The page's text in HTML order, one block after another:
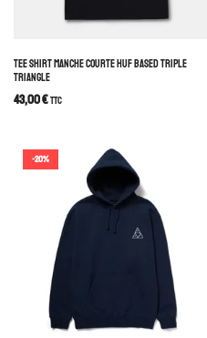
TEE SHIRT MANCHE COURTE HUF BASED TRIPLE
TRIANGLE
43,00€TTC
-20%